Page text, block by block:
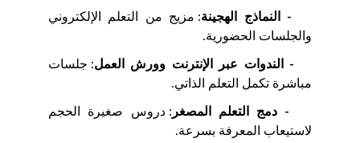
- النماذج الهجينة: مزيج من التعلم الإلكتروني
والجلسات الحضورية.
- الندوات عبر الإنترنت وورش العمل: جلسات
مباشرة تكمل التعلم الذاتي.
- دمج التعلم المصغر : دروس صغيرة الحجم
لاستيعاب المعرفة بسرعة.